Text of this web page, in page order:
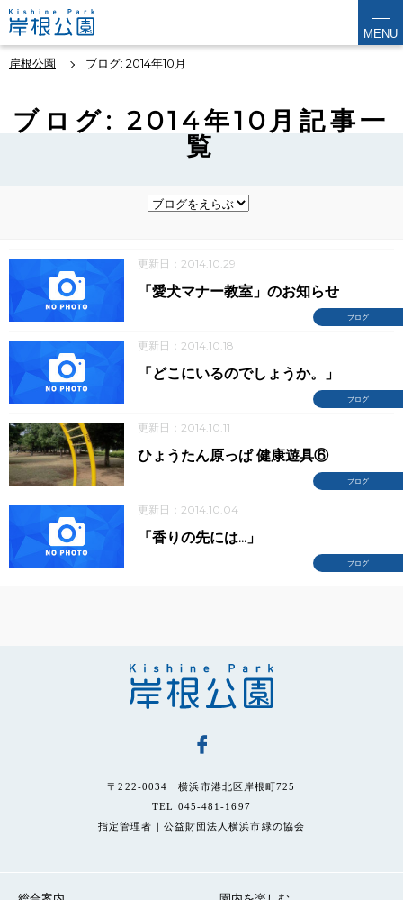
MENU
岸根公園 ブログ: 2014年10月
ブログ: 2014年10月記事一
覧
更新日：2014.10.29
ブログ
「愛犬マナー教室」のお知らせ
更新日：2014.10.18
ブログ
「どこにいるのでしょうか。」
更新日：2014.10.11
ブログ
ひょうたん原っぱ 健康遊具⑥
更新日：2014.10.04
ブログ
「香りの先には...」
〒222-0034 横浜市港北区岸根町725
TEL 045-481-1697
指定管理者｜公益財団法人横浜市緑の協会